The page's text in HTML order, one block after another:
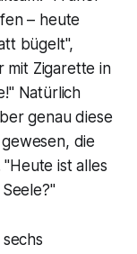
– heute
bügelt",
mit Zigarette in
Natürlich
genau diese
die
ist alles